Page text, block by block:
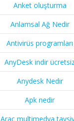
Anket oluşturma
Anlamsal Ağ Nedir
Antivirüs programları
AnyDesk indir
Anydesk Nedir
Apk nedir
Araç multimedya